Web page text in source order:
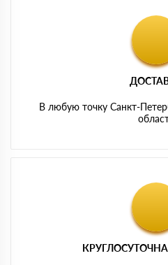
В любую точку Санкт-